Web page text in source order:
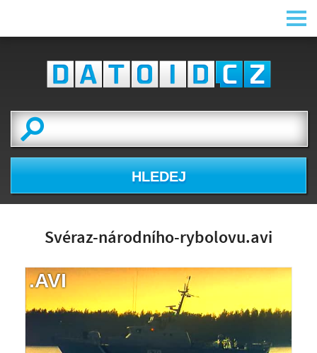
HLEDEJ
Svéraz-národního-rybolovu.avi
NÁHLED VIDEA
NENÍ K DISPOZICI
.AVI